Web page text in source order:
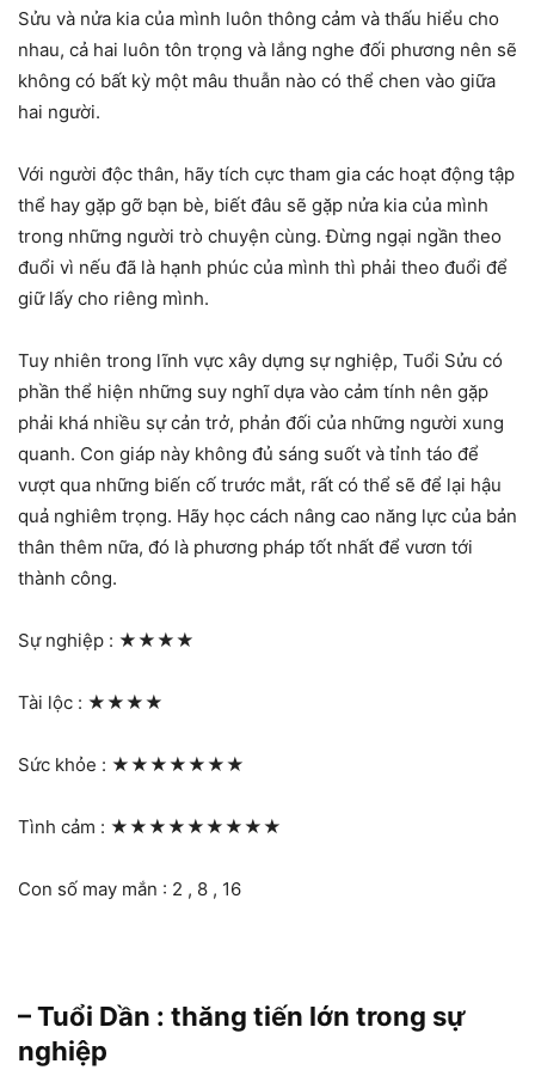
Sửu và nửa kia của mình luôn thông cảm và thấu hiểu cho
nhau, cả hai luôn tôn trọng và lắng nghe đối phương nên sẽ
không có bất kỳ một mâu thuẫn nào có thể chen vào giữa
hai người.
Với người độc thân, hãy tích cực tham gia các hoạt động tập
thể hay gặp gỡ bạn bè, biết đâu sẽ gặp nửa kia của mình
trong những người trò chuyện cùng. Đừng ngại ngần theo
đuổi vì nếu đã là hạnh phúc của mình thì phải theo đuổi để
giữ lấy cho riêng mình.
Tuy nhiên trong lĩnh vực xây dựng sự nghiệp, Tuổi Sửu có
phần thể hiện những suy nghĩ dựa vào cảm tính nên gặp
phải khá nhiều sự cản trở, phản đối của những người xung
quanh. Con giáp này không đủ sáng suốt và tỉnh táo để
vượt qua những biến cố trước mắt, rất có thể sẽ để lại hậu
quả nghiêm trọng. Hãy học cách nâng cao năng lực của bản
thân thêm nữa, đó là phương pháp tốt nhất để vươn tới
thành công.
Sự nghiệp : ★★★★
Tài lộc : ★★★★
Sức khỏe : ★★★★★★★
Tình cảm : ★★★★★★★★★
Con số may mắn : 2 , 8 , 16
– Tuổi Dần : thăng tiến lớn trong sự
nghiệp